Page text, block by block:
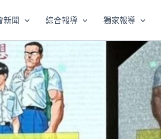
新聞 綜合報導 獨家報導